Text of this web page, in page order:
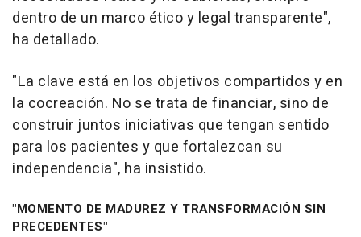
dentro de un marco ético y legal transparente",
ha detallado.
"La clave está en los objetivos compartidos y en
la cocreación. No se trata de financiar, sino de
construir juntos iniciativas que tengan sentido
para los pacientes y que fortalezcan su
independencia", ha insistido.
"MOMENTO DE MADUREZ Y TRANSFORMACIÓN SIN
PRECEDENTES"